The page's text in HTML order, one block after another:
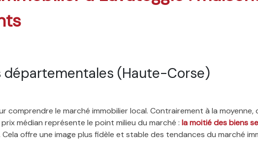
départementales (Haute-Corse)
comprendre le marché immobilier local. Contrairement à la moyenne,
médian représente le point milieu du marché : la moitié des biens
Cela offre une image plus fidèle et stable des tendances du marché